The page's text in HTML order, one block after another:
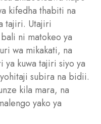
kifedha thabiti na
tajiri. Utajiri
ni matokeo ya
wa mikakati, na
ya kuwa tajiri siyo ya
subira na bidii.
kila mara, na
yako ya